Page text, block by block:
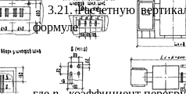
3.21. Расчетную
формуле